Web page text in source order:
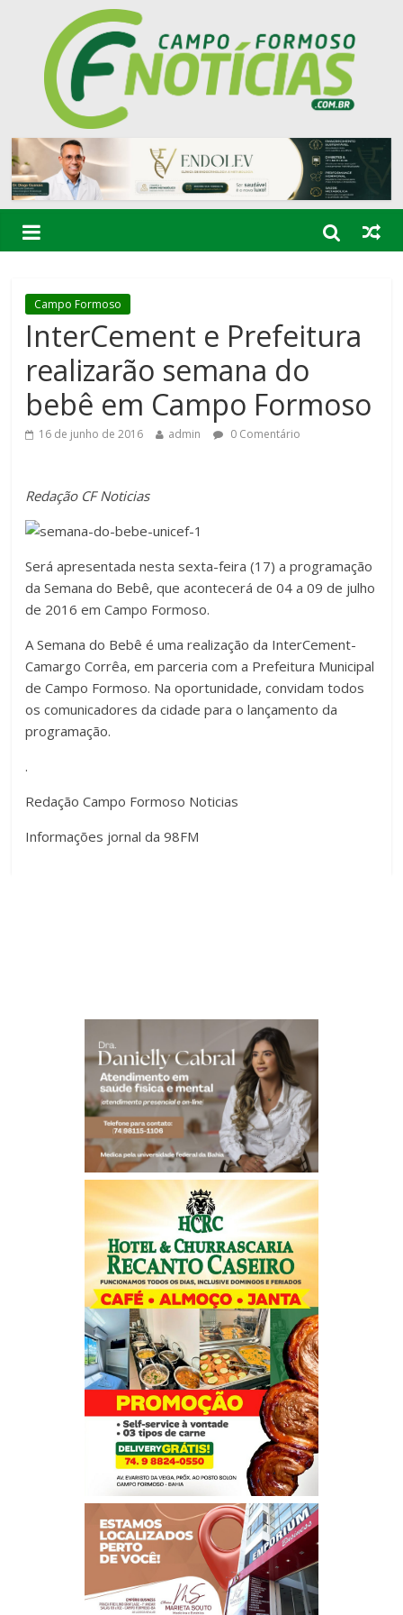
Campo Formoso
InterCement e Prefeitura
realizarão semana do
bebê em Campo Formoso
16 de junho de 2016 admin 0 Comentário
Redação CF Noticias
Será apresentada nesta sexta-feira (17) a programação
da Semana do Bebê, que acontecerá de 04 a 09 de julho
de 2016 em Campo Formoso.
A Semana do Bebê é uma realização da InterCement-
Camargo Corrêa, em parceria com a Prefeitura Municipal
de Campo Formoso. Na oportunidade, convidam todos
os comunicadores da cidade para o lançamento da
programação.
.
Redação Campo Formoso Noticias
Informações jornal da 98FM